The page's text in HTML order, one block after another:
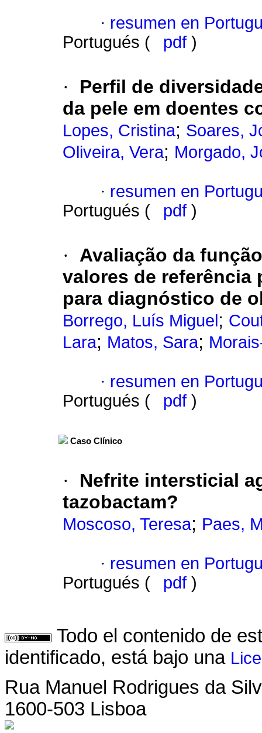
· resumen en
Portugués (
pdf )
·
Perfil de
da pele em doentes
Lopes, Cristina; Soares,
Oliveira, Vera; Morgado,
· resumen en
Portugués (
pdf )
·
Avaliação da
valores de referência
para diagnóstico de
Borrego, Luís Miguel ;
Lara; Matos, Sara;
· resumen en
Portugués (
pdf )
Caso Clínico
·
Nefrite intersticial
tazobactam?
Moscoso, Teresa; Paes,
· resumen en
Portugués (
pdf )
Todo el contenido de
identificado, está bajo una
Rua Manuel Rodrigues da
1600-503 Lisboa